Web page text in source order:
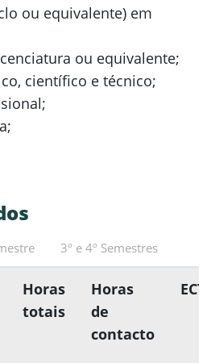
ou equivalente) em
ou equivalente;
científico e técnico;
3º e 4º Semestres
Horas
totais
Horas
de
contacto